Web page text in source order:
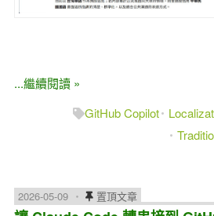
...繼續閱讀 »
GitHub Copilot
2026-05-09 置頂文章